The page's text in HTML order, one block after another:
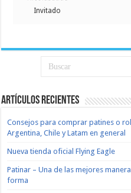
Invitado
Artículos recientes
Consejos para comprar patines o
Argentina, Chile y Latam en general
Nueva tienda oficial Flying Eagle
Patinar – Una de las mejores
forma